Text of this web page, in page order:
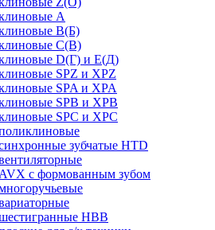
А
В(Б)
С(В)
D(Г) и Е(Д)
SPZ и XPZ
SPA и XPA
SPB и XPB
SPC и XPC
зубчатые HTD
с формованным зубом
HBB